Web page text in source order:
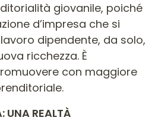
giovanile, poiché
d’impresa che si
dipendente, da solo,
ricchezza. È
con maggiore
UNA REALTÀ